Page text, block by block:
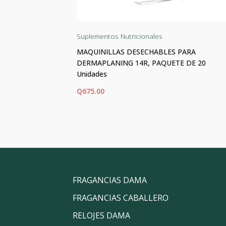
Suplementos Nutricionales
MAQUINILLAS DESECHABLES PARA
DERMAPLANING 14R, PAQUETE DE 20
Unidades
Q675.00
FRAGANCIAS DAMA
FRAGANCIAS CABALLERO
RELOJES DAMA